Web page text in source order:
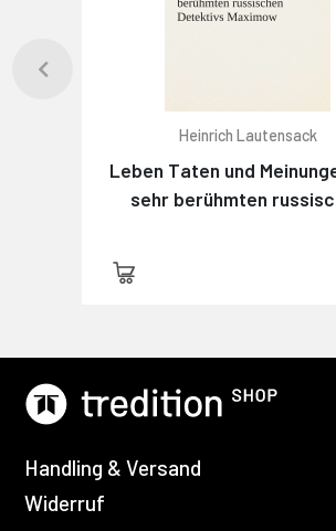
Heinrich Lautensack
Leben Taten und
sehr berühmten
Handling & Versand
Widerruf